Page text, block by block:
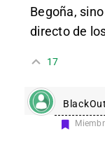
Begoña,
directo de
17
BlackOut